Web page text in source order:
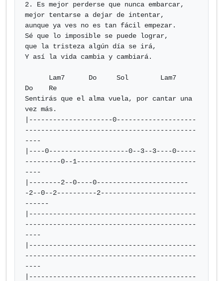
2. Es mejor perderse que nunca embarcar,
mejor tentarse a dejar de intentar,
aunque ya ves no es tan fácil empezar.
Sé que lo imposible se puede lograr,
que la tristeza algún día se irá,
Y así la vida cambia y cambiará.
Do    Re
Sentirás que el alma vuela, por cantar una
vez más.
|---------------------0--------------------
-------------------------------------------
----
|----0--------------------0--3--3----0-----
---------0--1------------------------------
----
|--------2--0----0-----------------------
-2--0--2----------2------------------------
------
|------------------------------------------
-------------------------------------------
----
|------------------------------------------
-------------------------------------------
----
|------------------------------------------